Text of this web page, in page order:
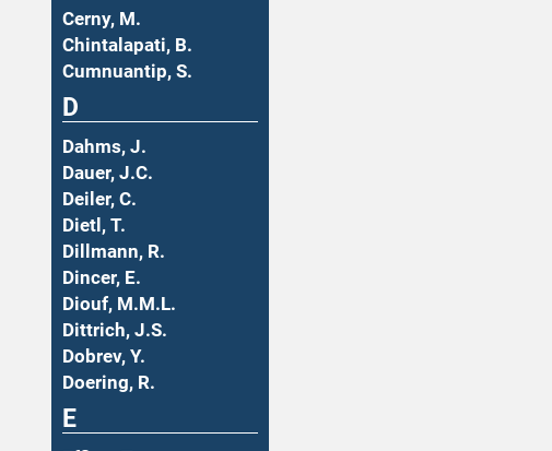
Cerny, M.
Chintalapati, B.
Cumnuantip, S.
D
Dahms, J.
Dauer, J.C.
Deiler, C.
Dietl, T.
Dillmann, R.
Dincer, E.
Diouf, M.M.L.
Dittrich, J.S.
Dobrev, Y.
Doering, R.
E